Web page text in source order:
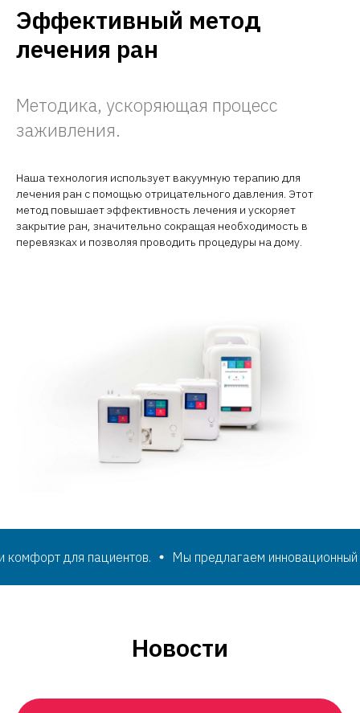
Эффективный метод
лечения ран
Методика, ускоряющая процесс
заживления.
Наша технология использует вакуумную терапию для
лечения ран с помощью отрицательного давления. Этот
метод повышает эффективность лечения и ускоряет
закрытие ран, значительно сокращая необходимость в
перевязках и позволяя проводить процедуры на дому.
для пациентов. Мы предлагаем инновационный
Новости